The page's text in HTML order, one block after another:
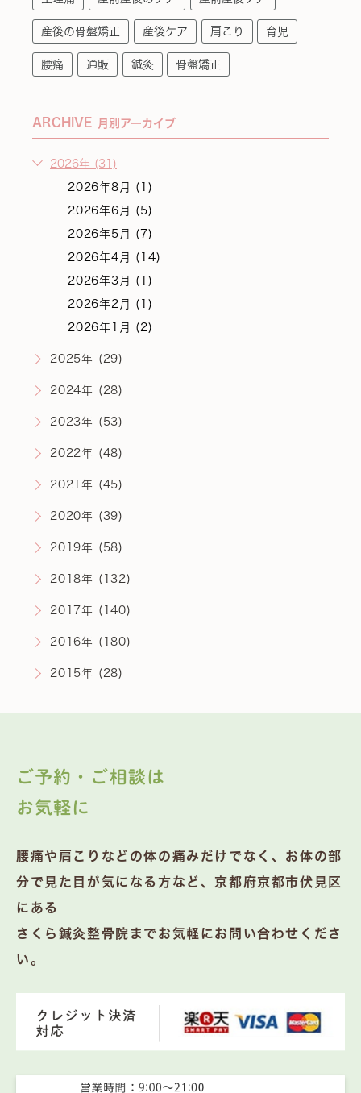
産後の骨盤矯正 産後ケア 肩こり 育児
腰痛 通販 鍼灸 骨盤矯正
ARCHIVE 月別アーカイブ
2026年 (31)
2026年8月 (1)
2026年6月 (5)
2026年5月 (7)
2026年4月 (14)
2026年3月 (1)
2026年2月 (1)
2026年1月 (2)
2025年 (29)
2024年 (28)
2023年 (53)
2022年 (48)
2021年 (45)
2020年 (39)
2019年 (58)
2018年 (132)
2017年 (140)
2016年 (180)
2015年 (28)
ご予約・ご相談は
お気軽に
腰痛や肩こりなどの体の痛みだけでなく、お体の部
分で見た目が気になる方など、京都府京都市伏見区
にある
さくら鍼灸整骨院までお気軽にお問い合わせくださ
い。